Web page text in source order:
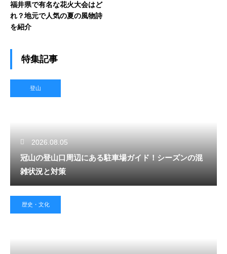
福井県で有名な花火大会はど
れ？地元で人気の夏の風物詩
を紹介
特集記事
登山
2026.08.05
冠山の登山口周辺にある駐車場ガイド！シーズンの混
雑状況と対策
歴史・文化